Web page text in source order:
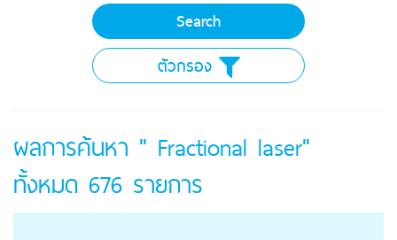
ตัวกรอง
ผลการค้นหา " Fractional laser"
ทั้งหมด 676 รายการ